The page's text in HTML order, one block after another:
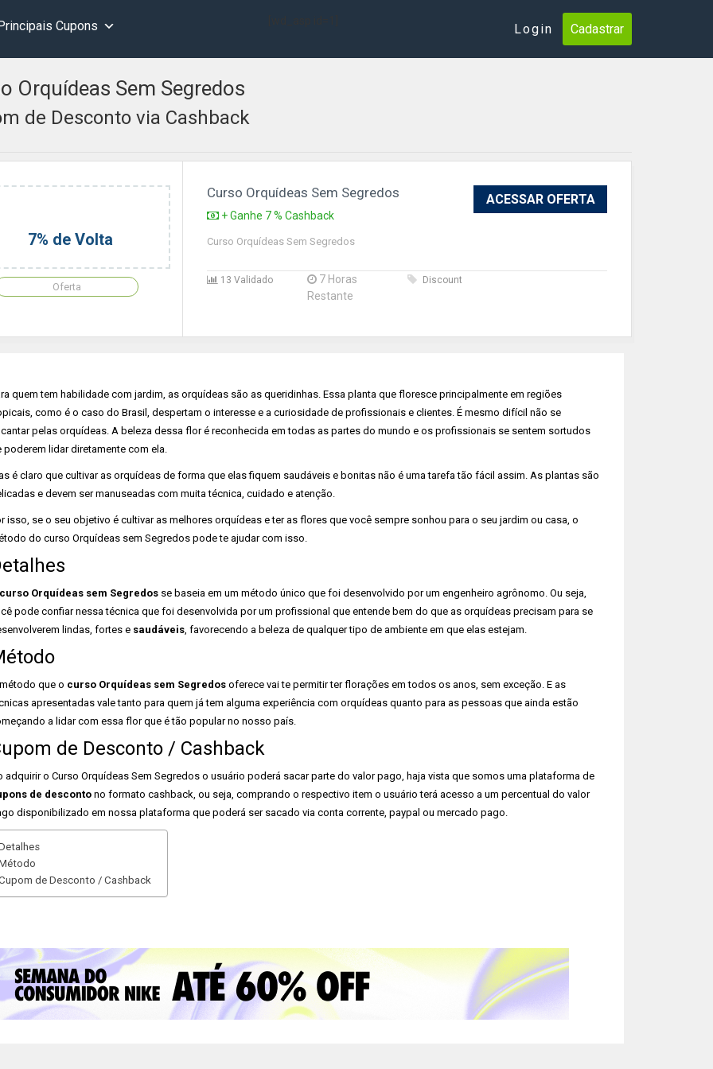
Cupons Login Cadastrar
Orquídeas Sem Segredos
de Desconto via Cashback
7% de Volta
Oferta
Curso Orquídeas Sem Segredos
+ Ganhe 7 % Cashback
ACESSAR OFERTA
Curso Orquídeas Sem Segredos
13 Validado
7 Horas
Restante
Discount
quem tem habilidade com jardim, as orquídeas são as queridinhas. Essa planta que floresce principalmente em regiões
como é o caso do Brasil, despertam o interesse e a curiosidade de profissionais e clientes. É mesmo difícil não se
pelas orquídeas. A beleza dessa flor é reconhecida em todas as partes do mundo e os profissionais se sentem sortudos
poderem lidar diretamente com ela.
é claro que cultivar as orquídeas de forma que elas fiquem saudáveis e bonitas não é uma tarefa tão fácil assim. As plantas são
e devem ser manuseadas com muita técnica, cuidado e atenção.
isso, se o seu objetivo é cultivar as melhores orquídeas e ter as flores que você sempre sonhou para o seu jardim ou casa, o
do curso Orquídeas sem Segredos pode te ajudar com isso.
curso Orquídeas sem Segredosse baseia em um método único que foi desenvolvido por um engenheiro agrônomo. Ou seja,
pode confiar nessa técnica que foi desenvolvida por um profissional que entende bem do que as orquídeas precisam para se
lindas, fortes e saudáveis, favorecendo a beleza de qualquer tipo de ambiente em que elas estejam.
que o curso Orquídeas sem Segredos oferece vai te permitir ter florações em todos os anos, sem exceção. E as
apresentadas vale tanto para quem já tem alguma experiência com orquídeas quanto para as pessoas que ainda estão
a lidar com essa flor que é tão popular no nosso país.
de Desconto / Cashback
adquirir o Curso Orquídeas Sem Segredos o usuário poderá sacar parte do valor pago, haja vista que somos uma plataforma de
de desconto no formato cashback, ou seja, comprando o respectivo item o usuário terá acesso a um percentual do valor
disponibilizado em nossa plataforma que poderá ser sacado via conta corrente, paypal ou mercado pago.
de Desconto / Cashback